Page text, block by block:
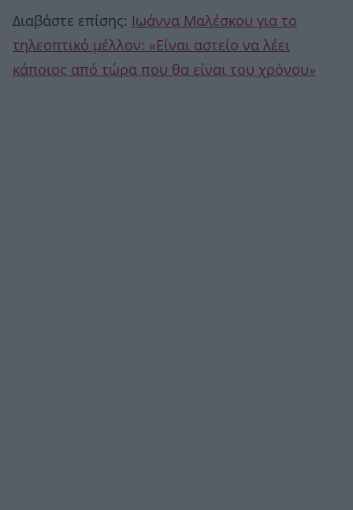
Διαβάστε επίσης:
Ιωάννα Μαλέσκου για το
τηλεοπτικό μέλλον: «Είναι αστείο να λέει
κάποιος από τώρα που θα είναι του χρόνου»